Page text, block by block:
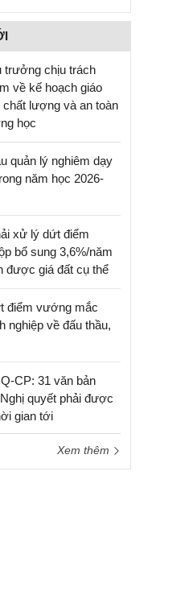
trưởng chịu trách
về kế hoạch giáo
chất lượng và an toàn
học
quản lý nghiêm dạy
năm học 2026-
xử lý dứt điểm
bổ sung 3,6%/năm
được giá đất cụ thể
điểm vướng mắc
nghiệp về đấu thầu,
CP: 31 văn bản
quyết phải được
gian tới
Xem thêm